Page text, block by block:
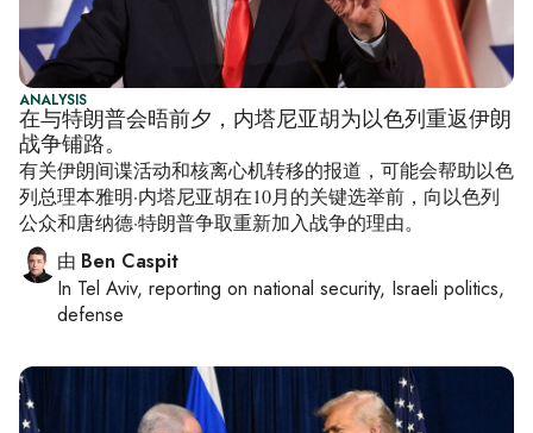
ANALYSIS
在与特朗普会晤前夕，内塔尼亚胡为以色列重返伊朗
战争铺路。
有关伊朗间谍活动和核离心机转移的报道，可能会帮助以色
列总理本雅明·内塔尼亚胡在10月的关键选举前，向以色列
公众和唐纳德·特朗普争取重新加入战争的理由。
由 Ben Caspit
In Tel Aviv, reporting on national security, Israeli politics,
defense